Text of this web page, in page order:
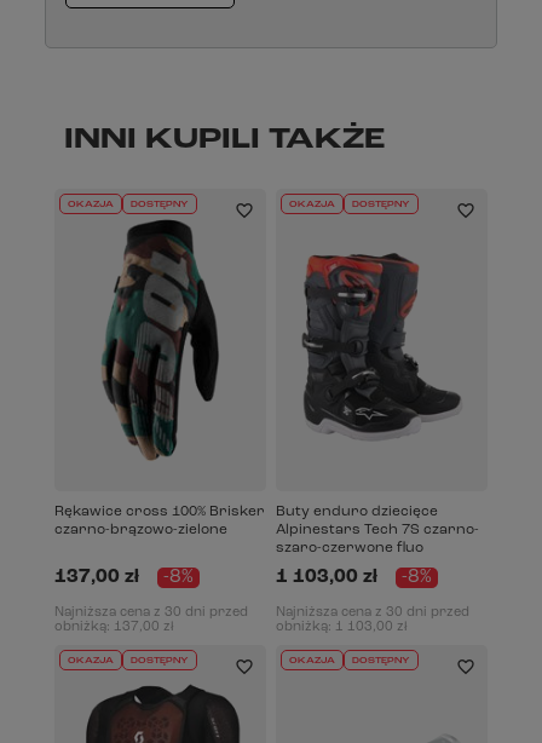
INNI KUPILI TAKŻE
OKAZJA DOSTĘPNY
Rękawice cross 100% Brisker
czarno-brązowo-zielone
137,00 zł -8%
Najniższa cena z 30 dni przed
obniżką: 137,00 zł
OKAZJA DOSTĘPNY
Buty enduro dziecięce
Alpinestars Tech 7S czarno-
szaro-czerwone fluo
1 103,00 zł -8%
Najniższa cena z 30 dni przed
obniżką: 1 103,00 zł
OKAZJA DOSTĘPNY OKAZJA DOSTĘPNY